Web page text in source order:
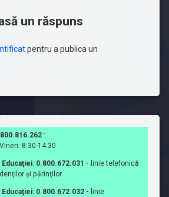
un răspuns
pentru a publica un
:
8.30-14.30
Educaţiei: 0.800.672.031 - linie telefonică
şi părinţilor
Educaţiei: 0.800.672.032 - linie